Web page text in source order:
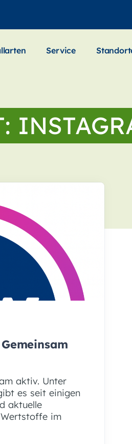
Service
aktiv. Unter
es seit einigen
aktuelle
im